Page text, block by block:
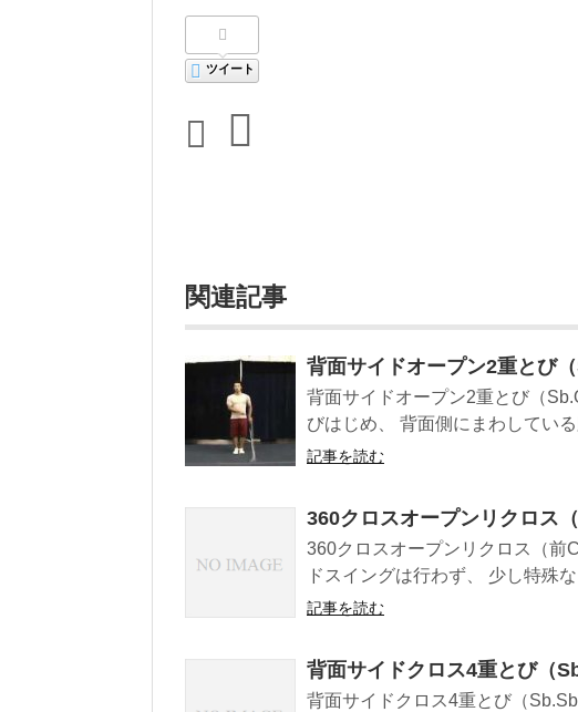
ツイート
関連記事
背面サイドオープン2重とび（
背面サイドオープン2重とび（
びはじめ、 背面側にまわしてい
記事を読む
360クロスオープンリクロス
360クロスオープンリクロス（
ドスイングは行わず、 少し特殊
記事を読む
背面サイドクロス4重とび（
背面サイドクロス4重とび（